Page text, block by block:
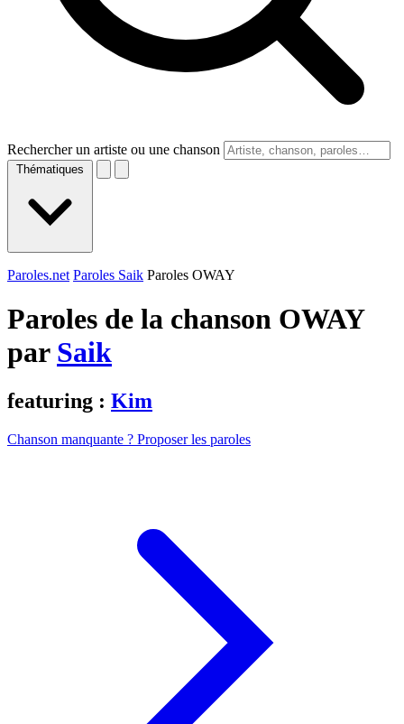
Rechercher un artiste ou une chanson
Thématiques
Paroles.net Paroles Saik Paroles OWAY
Paroles de la chanson OWAY
par Saik
featuring : Kim
Chanson manquante ? Proposer les paroles